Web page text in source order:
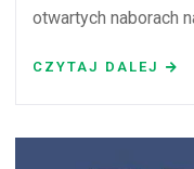
otwartych naborach
CZYTAJ DALEJ